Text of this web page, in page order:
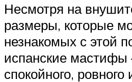
Несмотря на
размеры, которые
незнакомых с этой
испанские мастифы
спокойного, ровного